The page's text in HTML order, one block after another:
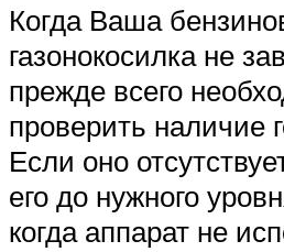
Когда Ваша
газонокосилка не
прежде всего
проверить наличие
Если оно
его до нужного
когда аппарат не